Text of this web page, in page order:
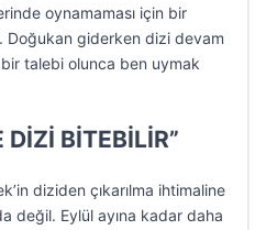
oynamaması için bir
Doğukan giderken dizi devam
talebi olunca ben uymak
DİZİ BİTEBİLİR”
diziden çıkarılma ihtimaline
değil. Eylül ayına kadar daha